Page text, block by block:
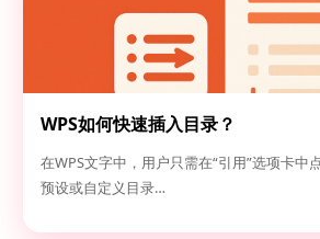
WPS如何快速插入目录？
在WPS文字中，用户只需在“引用”选项卡中
预设或自定义目录…